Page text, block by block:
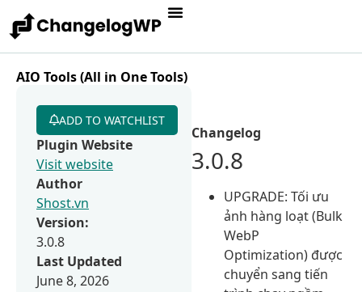
AIO Tools (All in One Tools)
Changelog
3.0.8
UPGRADE: Tối ưu
ảnh hàng loạt (Bulk
WebP
Optimization) được
chuyển sang tiến
ADD TO WATCHLIST
Plugin Website
Visit website
Author
Shost.vn
Version:
3.0.8
Last Updated
June 8, 2026